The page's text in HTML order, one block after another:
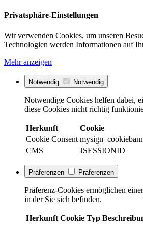
Privatsphäre-Einstellungen
Wir verwenden Cookies, um unseren
Technologien werden Informationen auf
Mehr anzeigen
Notwendig Notwendig
Notwendige Cookies helfen dabei,
diese Cookies nicht richtig
Herkunft Cookie
Cookie Consent
CMS
JSESSIONID
Präferenzen Präferenzen
Präferenz-Cookies ermöglichen
in der Sie sich befinden.
Herkunft Cookie Typ